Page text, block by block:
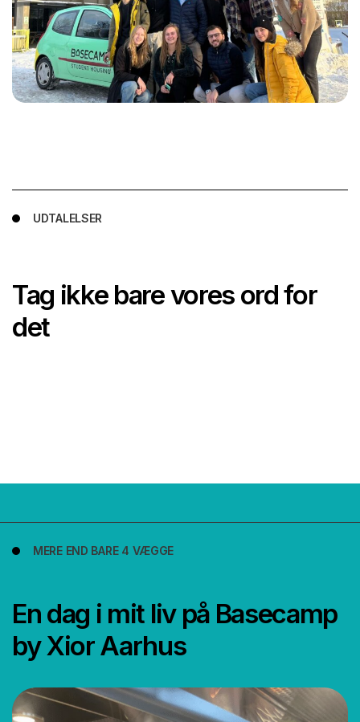
UDTALELSER
Tag ikke bare vores ord for
det
MERE END BARE 4 VÆGGE
En dag i mit liv på Basecamp
by Xior Aarhus